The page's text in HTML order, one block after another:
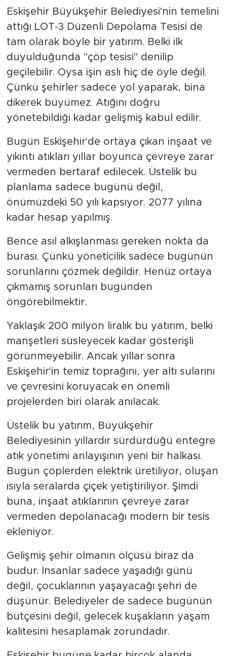
Eskişehir Büyükşehir Belediyesi'nin temelini
attığı LOT-3 Düzenli Depolama Tesisi de
tam olarak böyle bir yatırım. Belki ilk
duyulduğunda "çöp tesisi" denilip
geçilebilir. Oysa işin aslı hiç de öyle değil.
Çünkü şehirler sadece yol yaparak, bina
dikerek büyümez. Atığını doğru
yönetebildiği kadar gelişmiş kabul edilir.
Bugün Eskişehir'de ortaya çıkan inşaat ve
yıkıntı atıkları yıllar boyunca çevreye zarar
vermeden bertaraf edilecek. Üstelik bu
planlama sadece bugünü değil,
önümüzdeki 50 yılı kapsıyor. 2077 yılına
kadar hesap yapılmış.
Bence asıl alkışlanması gereken nokta da
burası. Çünkü yöneticilik sadece bugünün
sorunlarını çözmek değildir. Henüz ortaya
çıkmamış sorunları bugünden
öngörebilmektir.
Yaklaşık 200 milyon liralık bu yatırım, belki
manşetleri süsleyecek kadar gösterişli
görünmeyebilir. Ancak yıllar sonra
Eskişehir'in temiz toprağını, yer altı sularını
ve çevresini koruyacak en önemli
projelerden biri olarak anılacak.
Üstelik bu yatırım, Büyükşehir
Belediyesinin yıllardır sürdürdüğü entegre
atık yönetimi anlayışının yeni bir halkası.
Bugün çöplerden elektrik üretiliyor, oluşan
ısıyla seralarda çiçek yetiştiriliyor. Şimdi
buna, inşaat atıklarının çevreye zarar
vermeden depolanacağı modern bir tesis
ekleniyor.
Gelişmiş şehir olmanın ölçüsü biraz da
budur. İnsanlar sadece yaşadığı günü
değil, çocuklarının yaşayacağı şehri de
düşünür. Belediyeler de sadece bugünün
bütçesini değil, gelecek kuşakların yaşam
kalitesini hesaplamak zorundadır.